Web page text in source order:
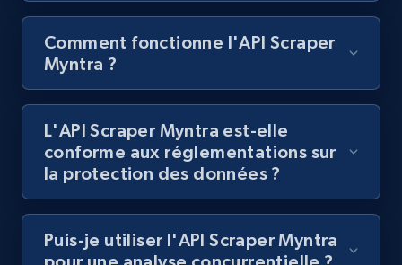
6.7K+ 874+ Essai gratuit
Facebook - Pages Posts by Profile URL
URL, Post id, User url, User username raw,
Content, Date posted, Hashtags, Num
comments, and more.
6.6K+ 628+ Essai gratuit
Comment fonctionne l'API Scraper
Myntra ?
L'API Scraper Myntra est-elle
conforme aux réglementations sur
la protection des données ?
Puis-je utiliser l'API Scraper Myntra